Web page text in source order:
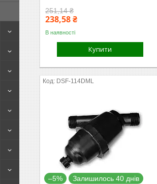
251,14 ₴
238,58 ₴
В наявності
Купити
DSF-114DML
–5% Залишилось 40 днів